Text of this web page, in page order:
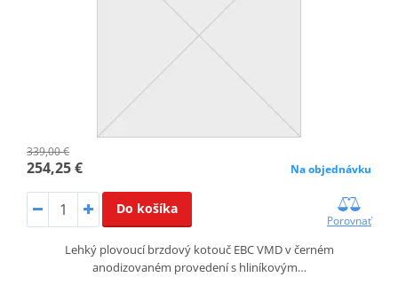
339,00 €
254,25 € Na objednávku
Do košíka
Porovnať
Lehký plovoucí brzdový kotouč EBC VMD v černém
anodizovaném provedení s hliníkovým…